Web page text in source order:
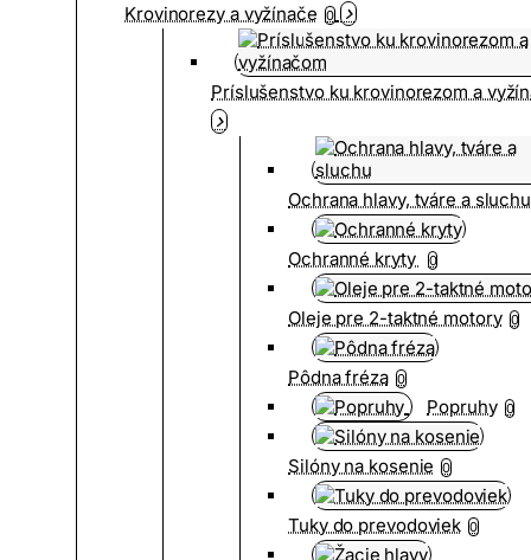
Krovinorezy a vyžínače 0
Príslušenstvo ku krovinorezom a
Ochrana hlavy, tváre a sluchu
Ochranné kryty 0
Oleje pre 2-taktné motory 0
Pôdna fréza 0
Popruhy 0
Silóny na kosenie 0
Tuky do prevodoviek 0